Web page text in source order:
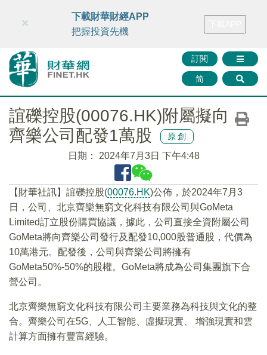
財華智庫網 FINTV FINMETA 財華證券 媒體矩陣
訂閱
简
×
下載財華財經APP
把握投資先機
誼礫控股(00076.HK)附屬擬向
齊樂公司配發1萬股
原創
日期： 2024年7月3日 下午4:48
【財華社訊】誼礫控股(00076.HK)公佈，於2024年7月3
日，公司、北京齊樂無窮文化科技有限公司與GoMeta
Limited訂立股份購買協議，據此，公司直接全資附屬公司
GoMeta將向齊樂公司發行及配發10,000股普通股，代價為
10萬港元。配發後，公司與齊樂公司將擁有
GoMeta50%-50%的股權。GoMeta將成為公司集團旗下合
營公司。
北京齊樂無窮文化科技有限公司主要業務為科技與文化的整
合。齊樂公司在5G、人工智能、虛擬現實、 增強現實和雲
計算方面擁有豐富經驗。